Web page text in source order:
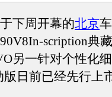
下周开幕的北京
scription典
另一针对个性化
版日前已经先行上